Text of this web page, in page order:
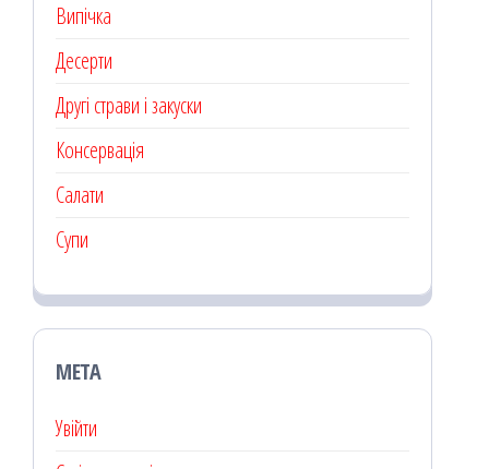
Випічка
Десерти
Другі страви і закуски
Консервація
Салати
Супи
МЕТА
Увійти